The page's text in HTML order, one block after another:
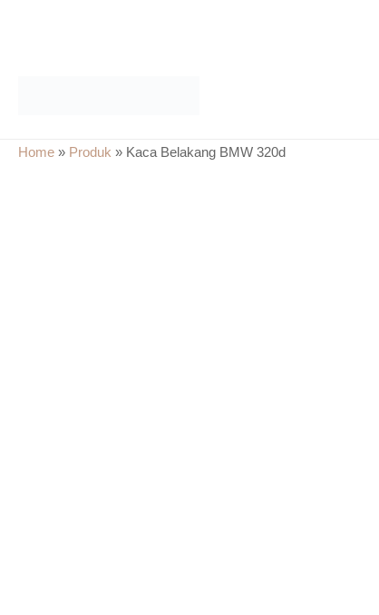
Home » Produk » Kaca Belakang BMW 320d